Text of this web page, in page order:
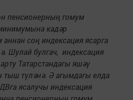
пенсионерның гомум
кадәр
аннан соң индексация ясарга
Шулай булгач, индексация
Татарстандагы яшәү
түләнә. Ә агымдагы елда
ясалучы индексация